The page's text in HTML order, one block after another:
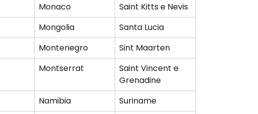
Monaco
Saint Kitts e Nevis
Mongolia
Santa Lucia
Montenegro
Sint Maarten
Montserrat
Saint Vincent e
Grenadine
Namibia
Suriname